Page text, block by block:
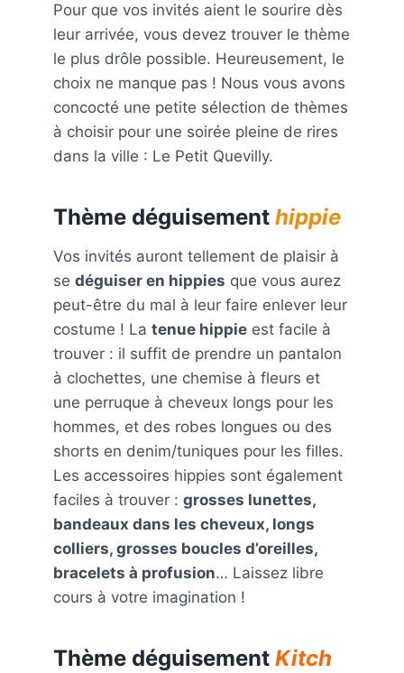
Pour que vos invités aient le sourire dès
leur arrivée, vous devez trouver le thème
le plus drôle possible. Heureusement, le
choix ne manque pas ! Nous vous avons
concocté une petite sélection de thèmes
à choisir pour une soirée pleine de rires
dans la ville : Le Petit Quevilly.
Thème déguisement hippie
Vos invités auront tellement de plaisir à
se déguiser en hippies que vous aurez
peut-être du mal à leur faire enlever leur
costume ! La tenue hippie est facile à
trouver : il suffit de prendre un pantalon
à clochettes, une chemise à fleurs et
une perruque à cheveux longs pour les
hommes, et des robes longues ou des
shorts en denim/tuniques pour les filles.
Les accessoires hippies sont également
faciles à trouver : grosses lunettes,
bandeaux dans les cheveux, longs
colliers, grosses boucles d’oreilles,
bracelets à profusion… Laissez libre
cours à votre imagination !
Thème déguisement Kitch